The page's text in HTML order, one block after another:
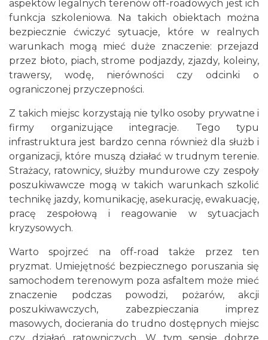
aspektów legalnych terenów off-roadowych jest ich
funkcja szkoleniowa. Na takich obiektach można
bezpiecznie ćwiczyć sytuacje, które w realnych
warunkach mogą mieć duże znaczenie: przejazd
przez błoto, piach, strome podjazdy, zjazdy, koleiny,
trawersy, wodę, nierówności czy odcinki o
ograniczonej przyczepności.
Z takich miejsc korzystają nie tylko osoby prywatne i
firmy organizujące integracje. Tego typu
infrastruktura jest bardzo cenna również dla służb i
organizacji, które muszą działać w trudnym terenie.
Strażacy, ratownicy, służby mundurowe czy zespoły
poszukiwawcze mogą w takich warunkach szkolić
technikę jazdy, komunikację, asekurację, ewakuację,
pracę zespołową i reagowanie w sytuacjach
kryzysowych.
Warto spojrzeć na off-road także przez ten
pryzmat. Umiejętność bezpiecznego poruszania się
samochodem terenowym poza asfaltem może mieć
znaczenie podczas powodzi, pożarów, akcji
poszukiwawczych, zabezpieczania imprez
masowych, docierania do trudno dostępnych miejsc
czy działań ratowniczych. W tym sensie dobrze